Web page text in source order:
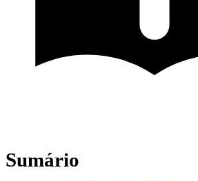
Sumário